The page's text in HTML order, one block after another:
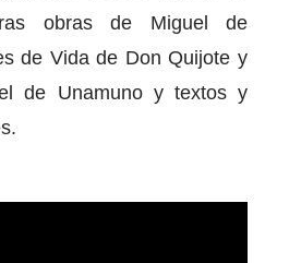
obras de Miguel de
de Vida de Don Quijote y
de Unamuno y textos y